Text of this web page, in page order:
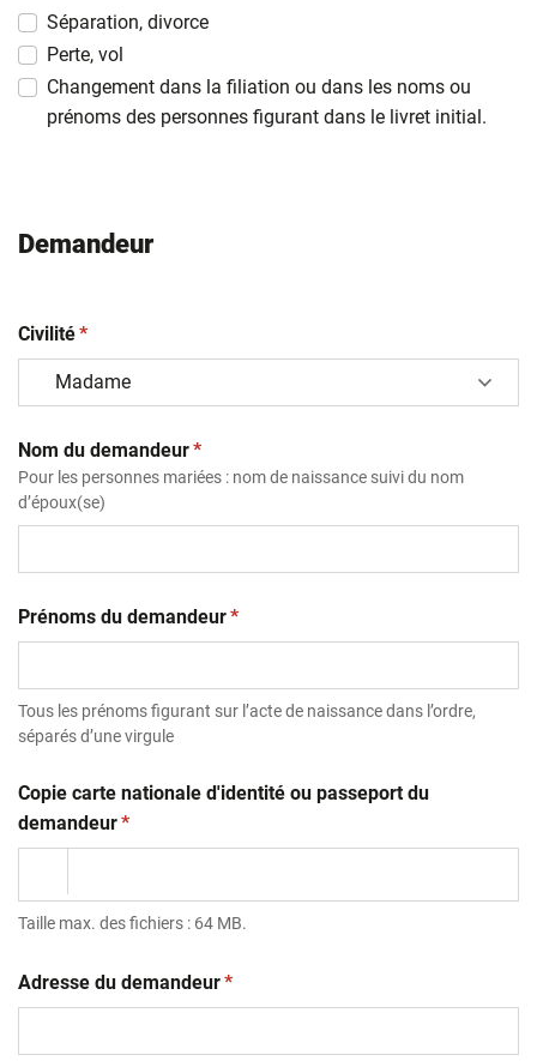
MM
slash
AAAA
Séparation, divorce
Perte, vol
Changement dans la filiation ou dans les noms ou
prénoms des personnes figurant dans le livret initial.
Demandeur
Civilité(obligatoire)
*
Nom du demandeur(obligatoire)
*
Pour les personnes mariées : nom de naissance suivi du nom
d’époux(se)
Prénoms du demandeur(obligatoire)
*
Tous les prénoms figurant sur l’acte de naissance dans l’ordre,
séparés d’une virgule
Copie carte nationale d'identité ou passeport du
demandeur(obligatoire)
*
Taille max. des fichiers : 64 MB.
Adresse du demandeur(obligatoire)
*